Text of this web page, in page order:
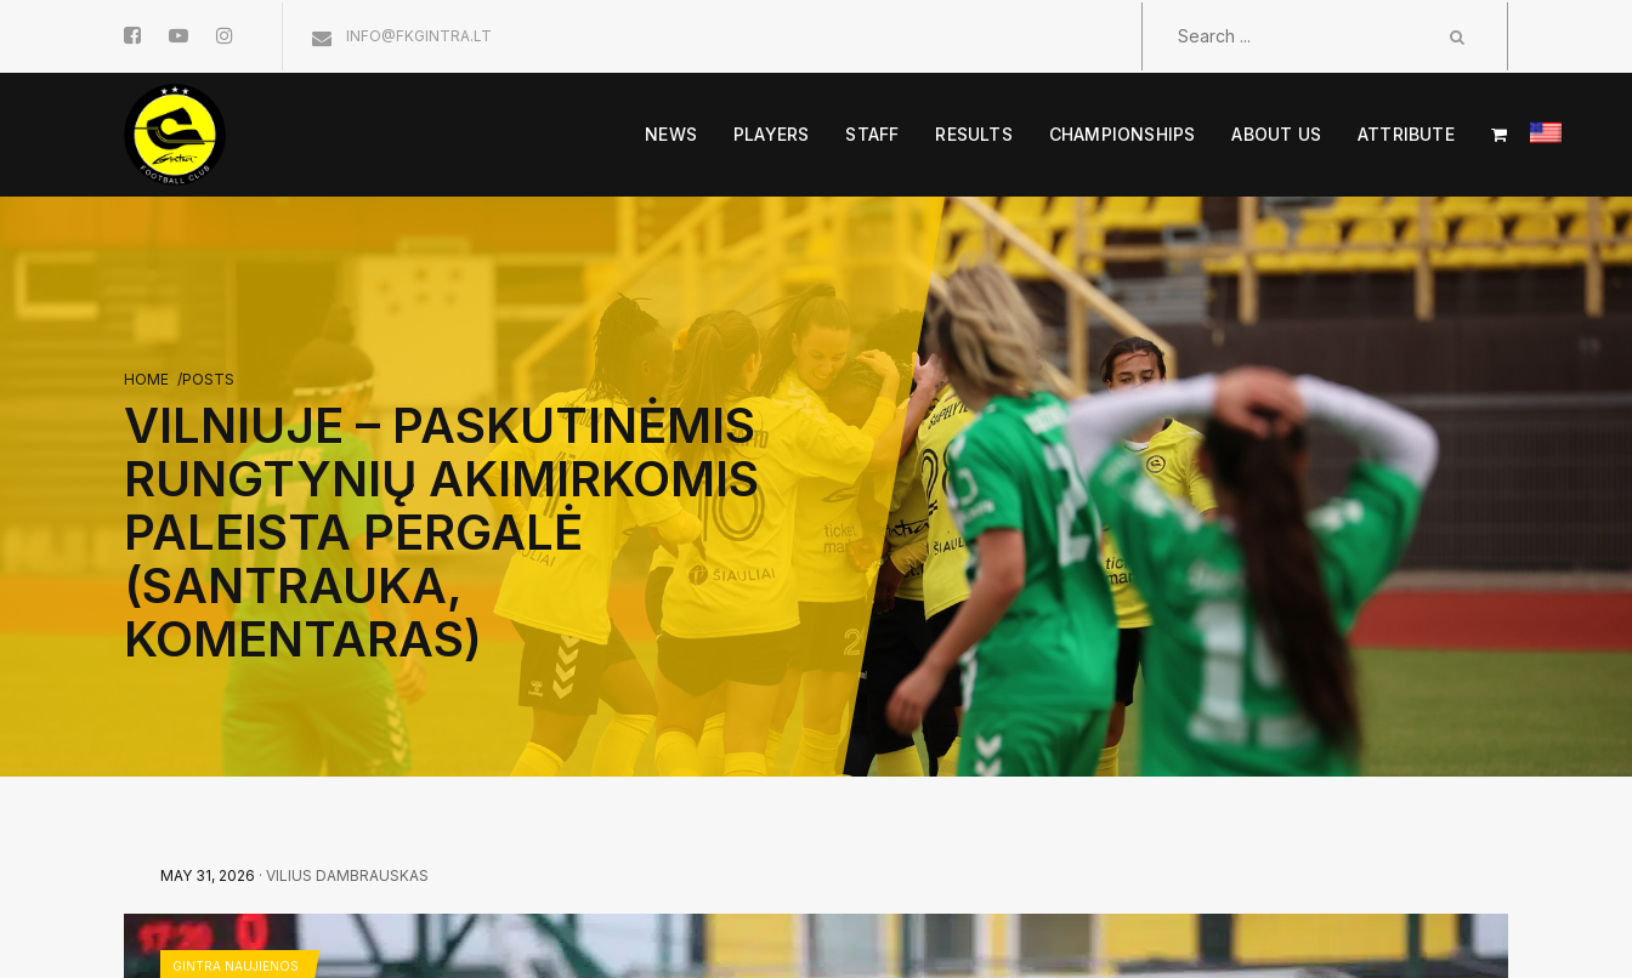
INFO@FKGINTRA.LT
NEWS PLAYERS STAFF RESULTS CHAMPIONSHIPS ABOUT US ATTRIBUTE
HOME /POSTS
VILNIUJE – PASKUTINĖMIS
RUNGTYNIŲ AKIMIRKOMIS
PALEISTA PERGALĖ
(SANTRAUKA,
KOMENTARAS)
MAY 31, 2026 · VILIUS DAMBRAUSKAS
GINTRA NAUJIENOS